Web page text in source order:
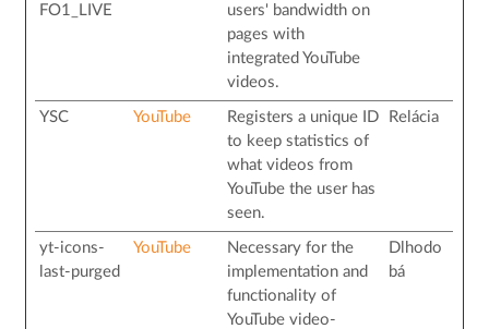
FO1_LIVE
users' bandwidth on
pages with
integrated YouTube
videos.
YSC YouTube
Registers a unique ID
to keep statistics of
what videos from
YouTube the user has
seen.
Relácia
yt-icons-
last-purged
YouTube
Necessary for the
implementation and
functionality of
YouTube video-
Dlhodo
bá